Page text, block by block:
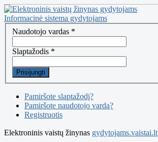
Informacinė sistema gydytojams
Naudotojo vardas *
Slaptažodis *
Prisijungti
Pamiršote slaptažodį?
Pamiršote naudotojo vardą?
Registruotis
Elektroninis vaistų žinynas gydytojams.vaistai.lt